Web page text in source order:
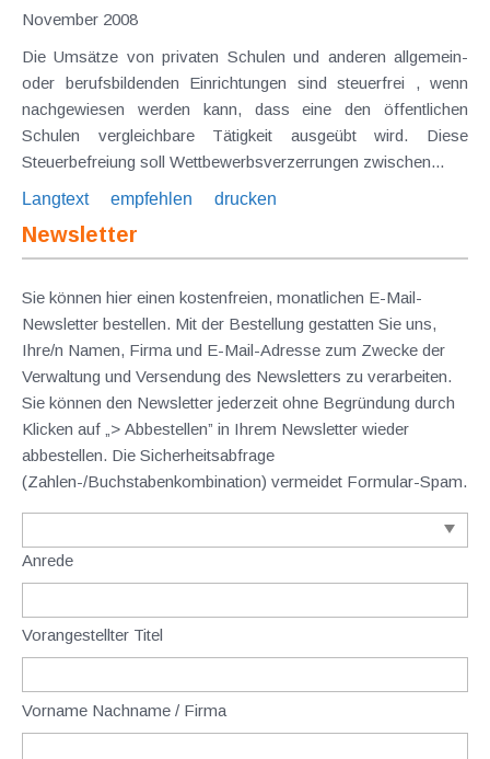
November 2008
Die Umsätze von privaten Schulen und anderen allgemein-
oder berufsbildenden Einrichtungen sind steuerfrei , wenn
nachgewiesen werden kann, dass eine den öffentlichen
Schulen vergleichbare Tätigkeit ausgeübt wird. Diese
Steuerbefreiung soll Wettbewerbsverzerrungen zwischen...
Langtext
empfehlen drucken
Newsletter
Sie können hier einen kostenfreien, monatlichen E-Mail-
Newsletter bestellen. Mit der Bestellung gestatten Sie uns,
Ihre/n Namen, Firma und E-Mail-Adresse zum Zwecke der
Verwaltung und Versendung des Newsletters zu verarbeiten.
Sie können den Newsletter jederzeit ohne Begründung durch
Klicken auf „> Abbestellen” in Ihrem Newsletter wieder
abbestellen. Die Sicherheitsabfrage
(Zahlen-/Buchstabenkombination) vermeidet Formular-Spam.
Anrede
Vorangestellter Titel
Vorname Nachname / Firma